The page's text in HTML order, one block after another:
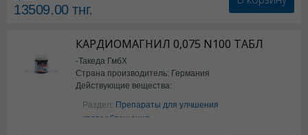
13509.00тнг.
КАРДИОМАГНИЛ 0,075 N100 ТАБЛ
-Такеда ГмбХ
Страна производитель: Германия
Действующие вещества:
ацетилсалициловая кислота
Раздел: Препараты для улчшения
кровообращения